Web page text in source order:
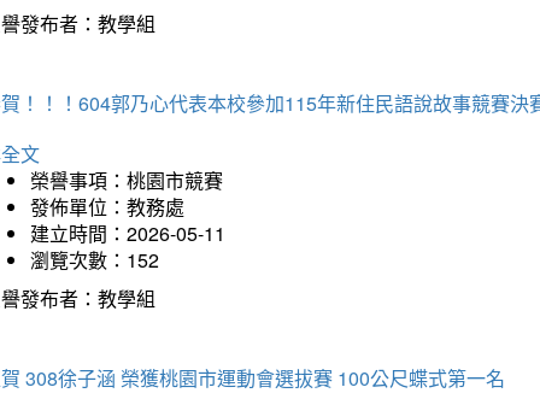
發布者：教學組
！！！604郭乃心代表本校參加115年新住民語說故事競賽決
文
榮譽事項：桃園市競賽
發佈單位：教務處
建立時間：2026-05-11
瀏覽次數：152
發布者：教學組
308徐子涵 榮獲桃園市運動會選拔賽 100公尺蝶式第一名